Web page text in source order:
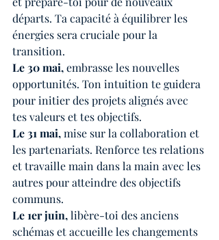
départs. Ta capacité à équilibrer les
énergies sera cruciale pour la
transition.
Le 30 mai, embrasse les nouvelles
opportunités. Ton intuition te guidera
pour initier des projets alignés avec
tes valeurs et tes objectifs.
Le 31 mai, mise sur la collaboration et
les partenariats. Renforce tes relations
et travaille main dans la main avec les
autres pour atteindre des objectifs
communs.
Le 1er juin, libère-toi des anciens
schémas et accueille les changements